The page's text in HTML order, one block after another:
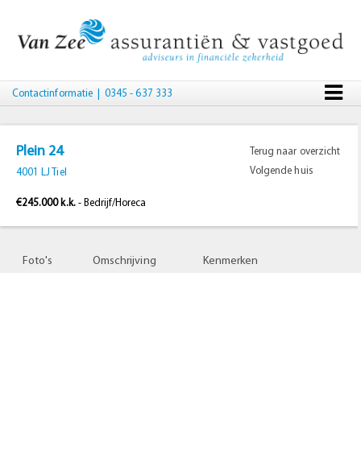
Contactinformatie| 0345 - 637 333
Plein 24
4001 LJ Tiel
€245.000 k.k.- Bedrijf/Horeca
Terug naar overzicht
Volgende huis
Foto's Omschrijving Kenmerken